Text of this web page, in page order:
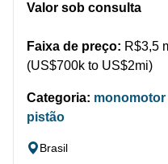
Valor sob consulta
Faixa de preço: R$3,5
(US$700k to US$2mi)
Categoria: monomotor
pistão
Brasil